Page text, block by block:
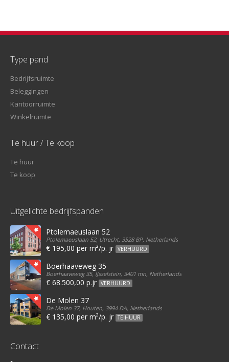
Type pand
Bedrijfsruimte
Beleggingen
Kantoorruimte
Winkelruimte
Te huur / Te koop
Te huur
Te koop
Uitgelichte bedrijfspanden
Ptolemaeuslaan 52
Ptolemaeuslaan 52, Utrecht, 3528 BP, Netherlands
€ 195,00 per m²/p. jr VERHUURD
Boerhaaveweg 35
Boerhaaveweg 35, IJsselstein, 3401 mn, Netherlands
€ 68.500,00 p.jr VERHUURD
De Molen 37
De Molen 37, Houten, 3994 DA, Netherlands
€ 135,00 per m²/p. jr TE HUUR
Contact